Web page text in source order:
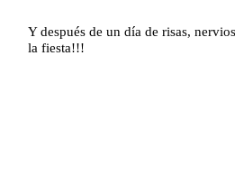
Y después de un día de risas,
la fiesta!!!